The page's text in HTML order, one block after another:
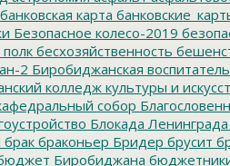
банковская карта
Безопасное колесо-2019
бесхозяйственность
2 Биробиджанская
колледж культуры и
собор
Блокада Ленинграда
брак браконьер Бридер брусит
Биробиджана